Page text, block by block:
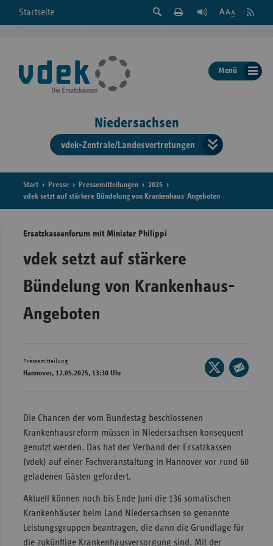
Startseite
Suche
der
Seite
Feed
Menü
Niedersachsen
vdek-Zentrale/Landesvertretungen
der
Start Presse Pressemitteilungen
2025
vdek setzt auf stärkere Bündelung von Krankenhaus-Angeboten
Ersatzkassenforum mit Minister Philippi
vdek setzt auf stärkere
Bündelung von Krankenhaus-
Angeboten
Pressemitteilung
Hannover, 12.05.2025, 13:30 Uhr
Seite
auf
Mail
Die Chancen der vom Bundestag beschlossenen
Krankenhausreform müssen in Niedersachsen konsequent
genutzt werden. Das hat der Verband der Ersatzkassen
(vdek) auf einer Fachveranstaltung in Hannover vor rund 60
geladenen Gästen gefordert.
Aktuell können noch bis Ende Juni die 136 somatischen
Krankenhäuser beim Land Niedersachsen so genannte
Leistungsgruppen beantragen, die dann die Grundlage für
die zukünftige Krankenhausversorgung sind. Mit der